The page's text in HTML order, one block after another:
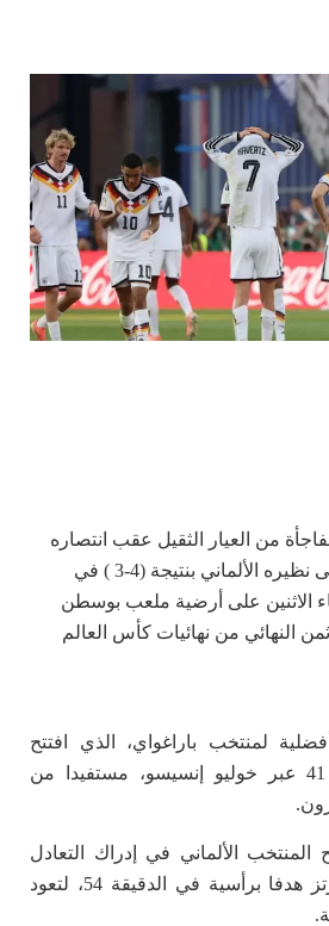
من العيار الثقيل عقب انتصاره
بالضربات الترجيحية على نظيره الألماني بنتيجة (4-3 ) في
الاثنين على أرضية ملعب بوسطن
النهائي من نهائيات كأس العالم
لمنتخب باراغواي، الذي افتتح
التسجيل في الدقيقة 41 عبر خوليو إنسيسو، مستفيدا من
الألماني في إدراك التعادل
عندما سجل كاي هافرتز هدفا برأسية في الدقيقة 54، لتعود